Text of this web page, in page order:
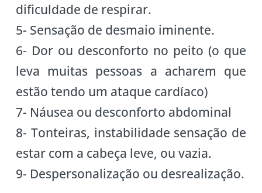
dificuldade de respirar.
5- Sensação de desmaio iminente.
6- Dor ou desconforto no peito (o que
leva muitas pessoas a acharem que
estão tendo um ataque cardíaco)
7- Náusea ou desconforto abdominal
8- Tonteiras, instabilidade sensação de
estar com a cabeça leve, ou vazia.
9- Despersonalização ou desrealização.